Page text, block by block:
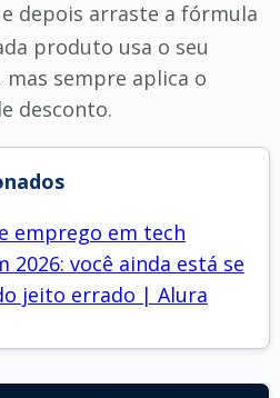
depois arraste a fórmula
produto usa o seu
mas sempre aplica o
desconto.
emprego em tech
2026: você ainda está se
jeito errado | Alura